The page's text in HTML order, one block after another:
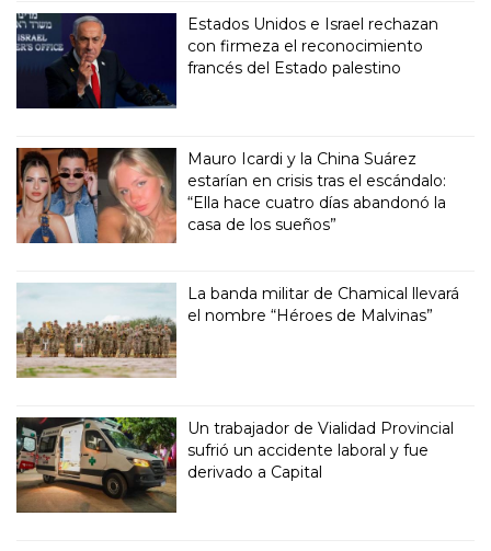
Estados Unidos e Israel rechazan
con firmeza el reconocimiento
francés del Estado palestino
Mauro Icardi y la China Suárez
estarían en crisis tras el escándalo:
“Ella hace cuatro días abandonó la
casa de los sueños”
La banda militar de Chamical llevará
el nombre “Héroes de Malvinas”
Un trabajador de Vialidad Provincial
sufrió un accidente laboral y fue
derivado a Capital